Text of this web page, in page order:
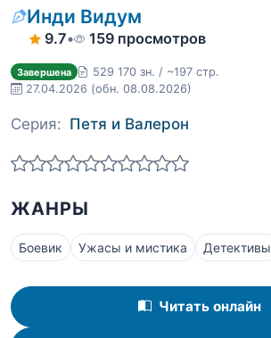
Инди Видум
9.7• 159 просмотров
Завершена
529 170 зн. / ~197 стр.
27.04.2026 (обн. 08.08.2026)
Серия: Петя и Валерон
ЖАНРЫ
Боевик Ужасы и мистика Детективы
Читать онлайн